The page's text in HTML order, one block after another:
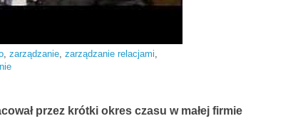
, zarządzanie, zarządzanie relacjami,
przez krótki okres czasu w małej firmie